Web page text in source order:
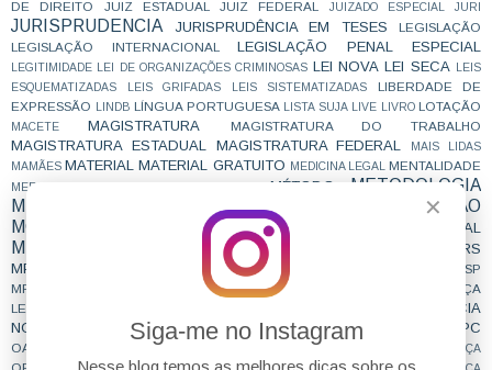
✕
Siga-me no Instagram
Nesse blog temos as melhores dicas sobre os
DE DIREITO
JUIZ ESTADUAL JUIZ FEDERAL JUIZADO ESPECIAL JURI
JURISPRUDENCIA JURISPRUDÊNCIA EM TESES
LEGISLAÇÃO
LEGISLAÇÃO INTERNACIONAL
LEGISLAÇÃO PENAL ESPECIAL
LEGITIMIDADE LEI DE ORGANIZAÇÕES CRIMINOSAS LEI NOVA LEI SECA
LEIS
ESQUEMATIZADAS
LEIS GRIFADAS LEIS SISTEMATIZADAS
LIBERDADE DE
EXPRESSÃO
LINDB LÍNGUA PORTUGUESA LISTA SUJA LIVE LIVRO LOTAÇÃO
MACETE MAGISTRATURA MAGISTRATURA DO TRABALHO
MAGISTRATURA ESTADUAL MAGISTRATURA FEDERAL
MAIS LIDAS
MAMÃES MATERIAL MATERIAL GRATUITO MEDICINA LEGAL MENTALIDADE
MERCADO DE TRABALHO MÉTODO
METODOLOGIA
MINISTÉRIO PÚBLICO
MOTIVAÇÃO
MOTIVACIONAL
MPAC MPBA MPCE MPESTADUAL
MPF MPF; DIREITO PENAL
MPFLOVERS
MPFTEAM
MPPA
MPSP
MPT
MUDANÇA DE JURISPRUDÊNCIA
MUDANÇA
LEGISLATIVA
NOTÍCIA
NOTÍCIADECONCURSO
NOVAS SÚMULAS NOVIDADE NOVO CPC
OAB OAB; CONCURSO; MOTIVAÇÃO; OBJETIVA OFICIAL DE JUSTIÇA
ORGANIZAÇÃO PATRIMÔNIO PÚBLICO PEÇA